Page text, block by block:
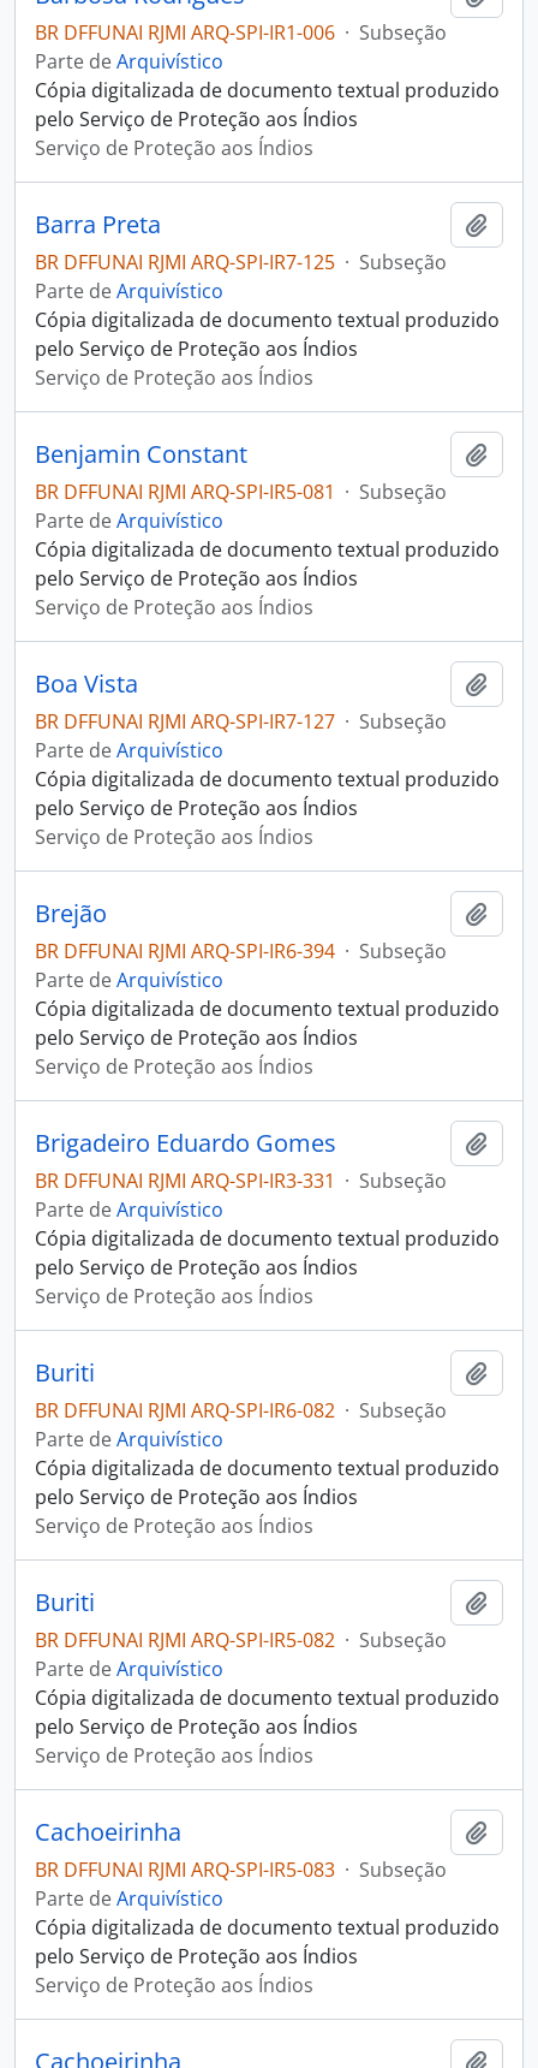
BR DFFUNAI RJMI ARQ-SPI-IR1-006 · Subseção
Parte deArquivístico
Cópia digitalizada de documento textual produzido
pelo Serviço de Proteção aos Índios
Serviço de Proteção aos Índios
Barra Preta
BR DFFUNAI RJMI ARQ-SPI-IR7-125 · Subseção
Parte deArquivístico
Cópia digitalizada de documento textual produzido
pelo Serviço de Proteção aos Índios
Serviço de Proteção aos Índios
Benjamin Constant
BR DFFUNAI RJMI ARQ-SPI-IR5-081 · Subseção
Parte deArquivístico
Cópia digitalizada de documento textual produzido
pelo Serviço de Proteção aos Índios
Serviço de Proteção aos Índios
Boa Vista
BR DFFUNAI RJMI ARQ-SPI-IR7-127 · Subseção
Parte deArquivístico
Cópia digitalizada de documento textual produzido
pelo Serviço de Proteção aos Índios
Serviço de Proteção aos Índios
Brejão
BR DFFUNAI RJMI ARQ-SPI-IR6-394 · Subseção
Parte deArquivístico
Cópia digitalizada de documento textual produzido
pelo Serviço de Proteção aos Índios
Serviço de Proteção aos Índios
Brigadeiro Eduardo Gomes
BR DFFUNAI RJMI ARQ-SPI-IR3-331 · Subseção
Parte deArquivístico
Cópia digitalizada de documento textual produzido
pelo Serviço de Proteção aos Índios
Serviço de Proteção aos Índios
Buriti
BR DFFUNAI RJMI ARQ-SPI-IR6-082 · Subseção
Parte deArquivístico
Cópia digitalizada de documento textual produzido
pelo Serviço de Proteção aos Índios
Serviço de Proteção aos Índios
Buriti
BR DFFUNAI RJMI ARQ-SPI-IR5-082 · Subseção
Parte deArquivístico
Cópia digitalizada de documento textual produzido
pelo Serviço de Proteção aos Índios
Serviço de Proteção aos Índios
Cachoeirinha
BR DFFUNAI RJMI ARQ-SPI-IR5-083 · Subseção
Parte deArquivístico
Cópia digitalizada de documento textual produzido
pelo Serviço de Proteção aos Índios
Serviço de Proteção aos Índios
Cachoeirinha